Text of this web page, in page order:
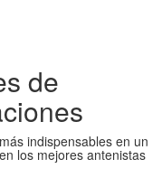
de
indispensables en un
los mejores antenistas